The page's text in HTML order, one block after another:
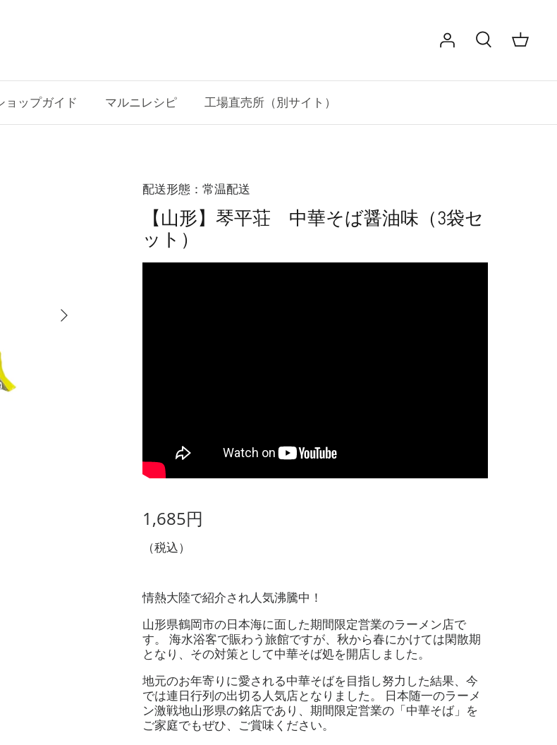
ョップガイド マルニレシピ 工場直売所（別サイト）
配送形態：常温配送
【山形】琴平荘 中華そば醤油味（3袋セ
ット）
1,685円
（税込）
情熱大陸で紹介され人気沸騰中！
山形県鶴岡市の日本海に面した期間限定営業のラーメン店で
す。 海水浴客で賑わう旅館ですが、秋から春にかけては閑散期
となり、その対策として中華そば処を開店しました。
地元のお年寄りに愛される中華そばを目指し努力した結果、今
では連日行列の出切る人気店となりました。 日本随一のラーメ
ン激戦地山形県の銘店であり、期間限定営業の「中華そば」を
ご家庭でもぜひ、ご賞味ください。